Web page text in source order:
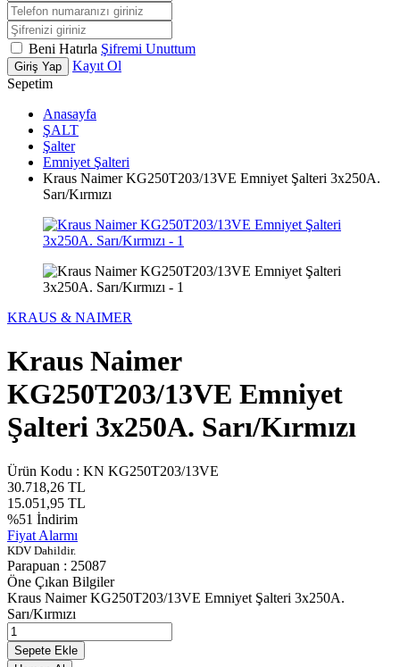
Beni Hatırla Şifremi Unuttum
Giriş Yap
Kayıt Ol
Sepetim
Anasayfa
ŞALT
Şalter
Emniyet Şalteri
Kraus Naimer KG250T203/13VE Emniyet Şalteri 3x250A.
Sarı/Kırmızı
KRAUS & NAIMER
Kraus Naimer
KG250T203/13VE Emniyet
Şalteri 3x250A. Sarı/Kırmızı
Ürün Kodu : KN KG250T203/13VE
30.718,26 TL
15.051,95 TL
%51 İndirim
Fiyat Alarmı
KDV Dahildir.
Parapuan : 25087
Öne Çıkan Bilgiler
Kraus Naimer KG250T203/13VE Emniyet Şalteri 3x250A.
Sarı/Kırmızı
Sepete Ekle